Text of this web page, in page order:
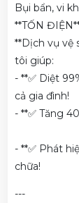
Bụi bẩn, vi
**TỐN
**Dịch vụ vệ
tôi giúp:
- **✅ Diệt
cả gia đình!
- **✅ Tăng
- **✅ Phát
chữa!
---